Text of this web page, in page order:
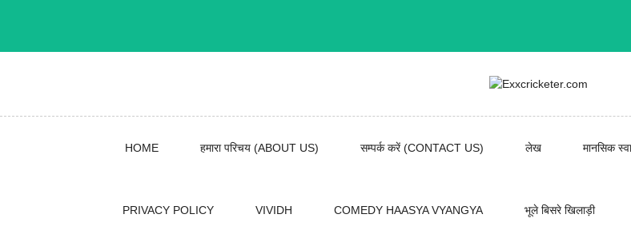
HOME हमारा परिचय (ABOUT US) सम्पर्क करें (CONTACT US) लेख मानसिक
PRIVACY POLICY VIVIDH COMEDY HAASYA VYANGYA भूले बिसरे खिलाड़ी